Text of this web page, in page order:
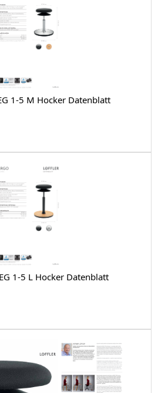
1-5 M Hocker Datenblatt
1-5 L Hocker Datenblatt